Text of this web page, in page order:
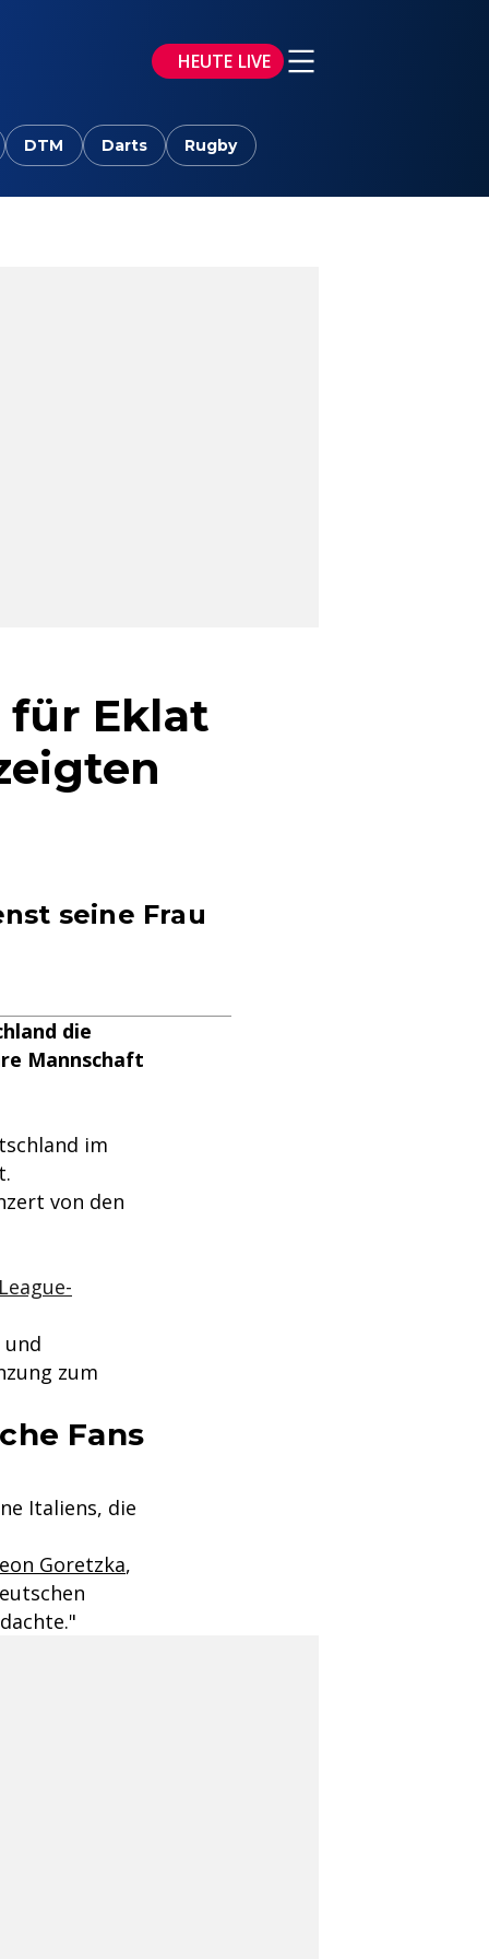
HEUTE LIVE
DTM Darts Rugby
für Eklat
seine Frau
die
Mannschaft
im
von den
und
zum
Fans
Italiens, die
Goretzka,